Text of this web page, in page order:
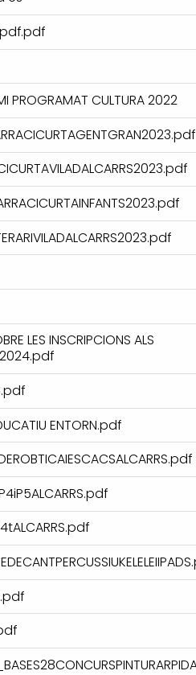
PROGRAMAT CULTURA 2022
LES INSCRIPCIONS ALS
2024.pdf
ENTORN.pdf